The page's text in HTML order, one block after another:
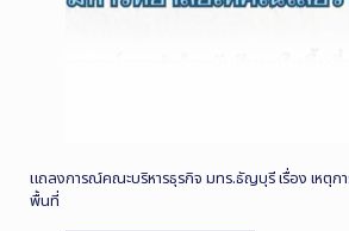
แถลงการณ์คณะบริหารธุรกิจ มทร.ธัญบุรี เรื่อง เหตุก
พื้นที่